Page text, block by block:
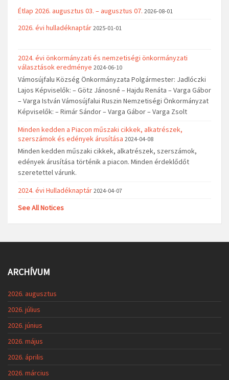
Étlap 2026. augusztus 03. – augusztus 07. 2026-08-01
2026. évi hulladéknaptár 2025-01-01
2024. évi önkormányzati és nemzetiségi önkormányzati
választások eredménye 2024-06-10
Vámosújfalu Község Önkormányzata Polgármester: Jadlóczki
Lajos Képviselők: – Götz Jánosné – Hajdu Renáta – Varga Gábor
– Varga István Vámosújfalui Ruszin Nemzetiségi Önkormányzat
Képviselők: – Rimár Sándor – Varga Gábor – Varga Zsolt
Minden kedden a Piacon műszaki cikkek, alkatrészek,
szerszámok és edények árusítása 2024-04-08
Minden kedden műszaki cikkek, alkatrészek, szerszámok,
edények árusítása történik a piacon. Minden érdeklődőt
szeretettel várunk.
2024. évi Hulladéknaptár 2024-04-07
See All Notices
ARCHÍVUM
2026. augusztus
2026. július
2026. június
2026. május
2026. április
2026. március